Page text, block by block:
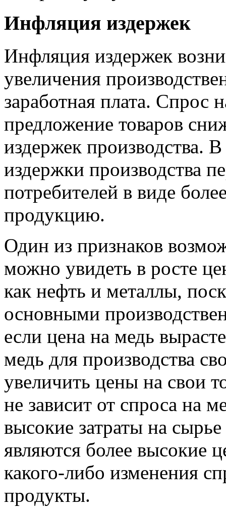
Инфляция издержек
Инфляция издержек
увеличения
заработная плата. Спрос
предложение товаров
издержек производства.
издержки производства
потребителей в виде
продукцию.
Один из признаков
можно увидеть в росте
как нефть и металлы,
основными
если цена на медь
медь для производства
увеличить цены на свои
не зависит от спроса на
высокие затраты на
являются более высокие
какого-либо изменения
продукты.